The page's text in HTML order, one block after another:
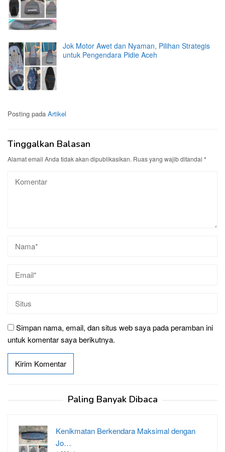
Jok Motor Awet dan Nyaman, Pilihan Strategis
untuk Pengendara Pidie Aceh
Posting pada Artikel
Tinggalkan Balasan
Alamat email Anda tidak akan dipublikasikan. Ruas yang wajib ditandai *
Simpan nama, email, dan situs web saya pada peramban ini
untuk komentar saya berikutnya.
Paling Banyak Dibaca
Kenikmatan Berkendara Maksimal dengan
Jo…